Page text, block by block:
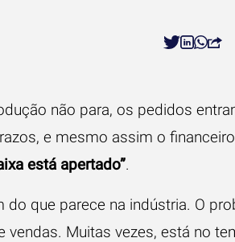
não para, os pedidos
e mesmo assim o
está apertado”.
que parece na indústria. O
vendas. Muitas vezes, está no